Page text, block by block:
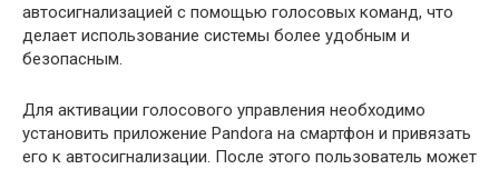
автосигнализацией с помощью голосовых команд, что
делает использование системы более удобным и
безопасным.
Для активации голосового управления необходимо
установить приложение Pandora на смартфон и привязать
его к автосигнализации. После этого пользователь может